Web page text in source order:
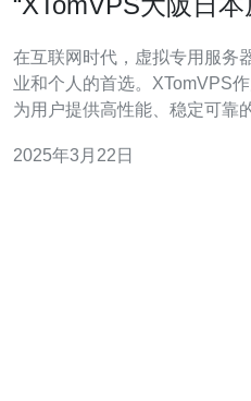
在互联网时代，虚拟专用服务
业和个人的首选。XTomVPS
为用户提供高性能、稳定可靠
的网络体验。 XTomVPS大阪日本原生IP服务是指在大阪
2025年3月22日